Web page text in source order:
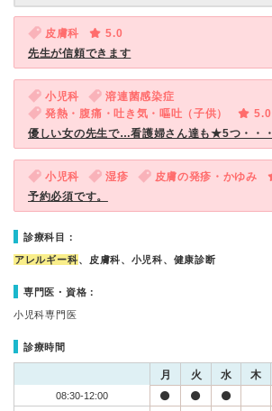
皮膚科
5.0
先生が信頼できます
小児科
溶連菌感染症
発熱・腹痛・吐き気・嘔吐（子供）
5.0
優しい女の先生で…看護婦さん達も★5つ・・・
小児科 湿疹 皮膚の発疹・かゆみ
予約必須です。
診療科目：
アレルギー科、皮膚科、小児科、健康診断
専門医・資格：
小児科専門医
診療時間
月 火 水 木
08:30-12:00